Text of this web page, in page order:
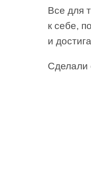
Все для
к себе,
и
Сделали